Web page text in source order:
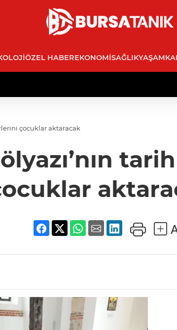
ÖZEL HABEREKONOMISAĞLIKYAŞAM
çocuklar aktaracak